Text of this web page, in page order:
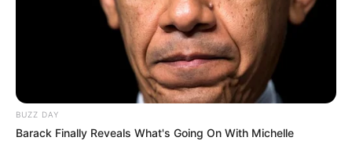
BUZZ DAY
Barack Finally Reveals What's Going On With Michelle